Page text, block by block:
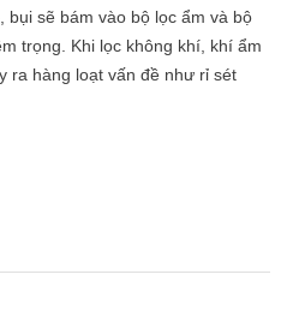
bụi sẽ bám vào bộ lọc ẩm và bộ
trọng. Khi lọc không khí, khí ẩm
ra hàng loạt vấn đề như rỉ sét